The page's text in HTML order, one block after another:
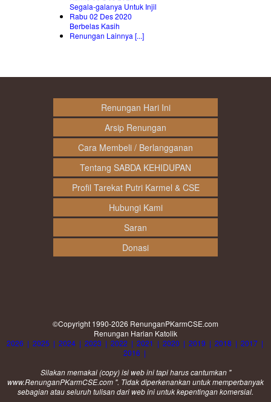
Segala-galanya Untuk Injil
Rabu 02 Des 2020
Berbelas Kasih
Renungan Lainnya [...]
Renungan Hari Ini
Arsip Renungan
Cara Membeli / Berlangganan
Tentang SABDA KEHIDUPAN
Profil Tarekat Putri Karmel & CSE
Hubungi Kami
Saran
Donasi
©Copyright 1990-2026 RenunganPKarmCSE.com
Renungan Harian Katolik
2026 | 2025 | 2024 | 2023 | 2022 | 2021 | 2020 | 2019 | 2018 | 2017 |
2016 |
Silakan memakai (copy) isi web ini tapi harus cantumkan "
www.RenunganPKarmCSE.com ". Tidak diperkenankan untuk memperbanyak
sebagian atau seluruh tulisan dari web ini untuk kepentingan komersial.